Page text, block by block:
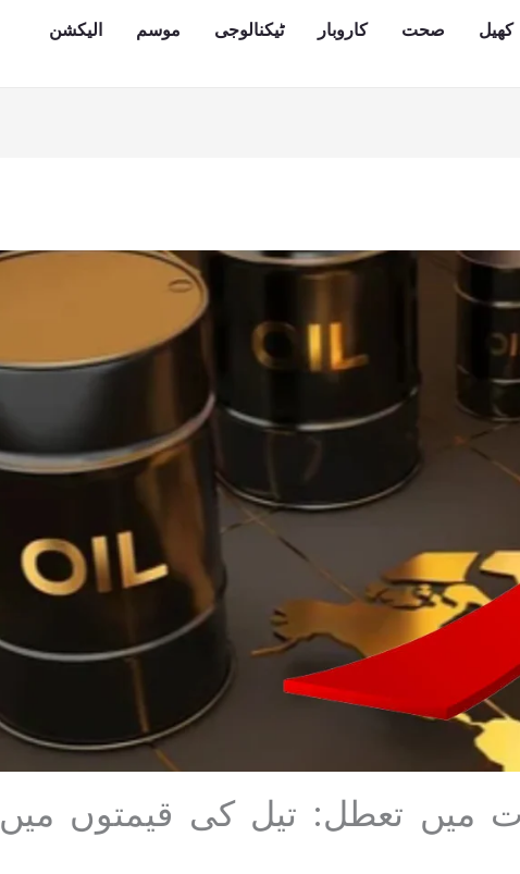
کھیل صحت کاروبار ٹیکنالوجی موسم
الیکشن
میں تعطل: تیل کی قیمتوں میں